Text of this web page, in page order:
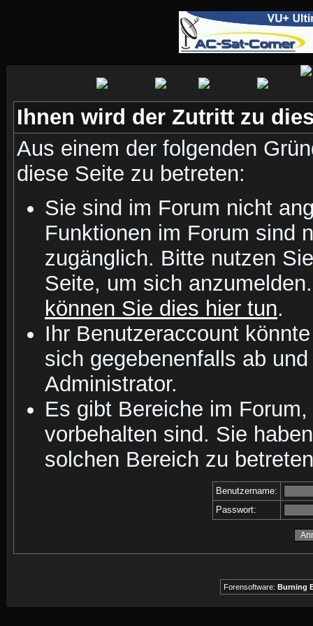
Ihnen wird der Zutritt zu
Aus einem der folgenden
diese Seite zu betreten:
Sie sind im Forum nicht
Funktionen im Forum sind
zugänglich. Bitte nutzen
Seite, um sich
können Sie dies hier tun.
Ihr Benutzeraccount
sich gegebenenfalls ab
Administrator.
Es gibt Bereiche im
vorbehalten sind. Sie
solchen Bereich zu
Benutzername:
Passwort:
Forensoftware: Burning